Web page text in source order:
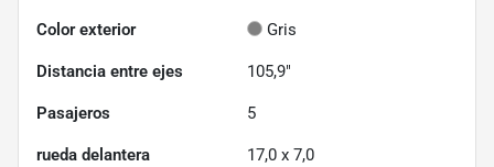
Color exterior Gris
Distancia entre ejes 105,9"
Pasajeros 5
rueda delantera 17,0 x 7,0